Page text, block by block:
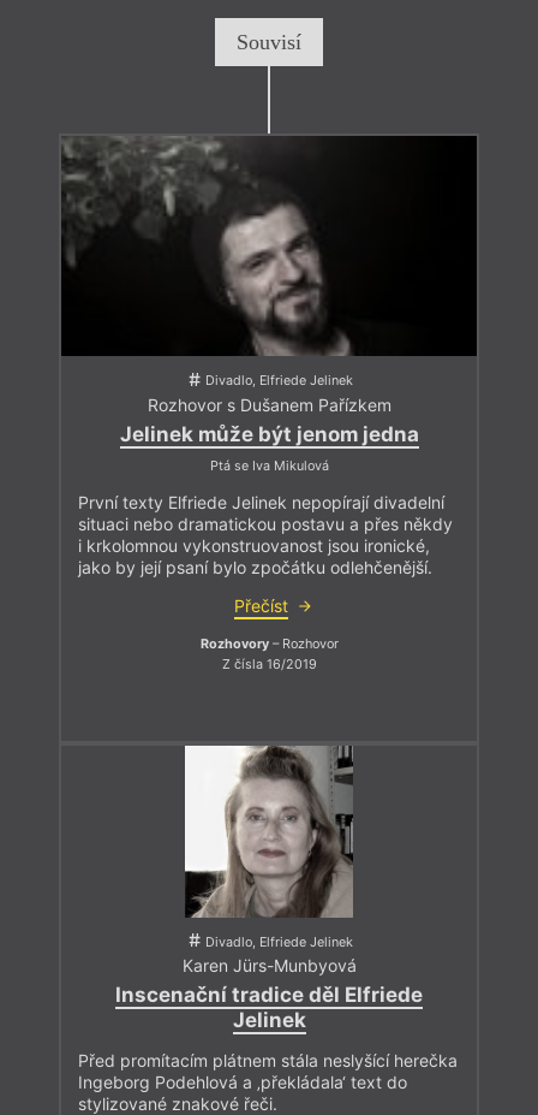
Souvisí
Divadlo, Elfriede Jelinek
Rozhovor s Dušanem Pařízkem
Jelinek může být jenom jedna
Ptá se Iva Mikulová
První texty Elfriede Jelinek nepopírají divadelní
situaci nebo dramatickou postavu a přes někdy
i krkolomnou vykonstruovanost jsou ironické,
jako by její psaní bylo zpočátku odlehčenější.
Přečíst
Rozhovory– Rozhovor
Z čísla 16/2019
Divadlo, Elfriede Jelinek
Karen Jürs-Munbyová
Inscenační tradice děl Elfriede
Jelinek
Před promítacím plátnem stála neslyšící herečka
Ingeborg Podehlová a ‚překládala‘ text do
stylizované znakové řeči.